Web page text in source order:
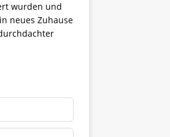
wurden und
neues Zuhause